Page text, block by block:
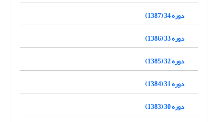
دوره 34 (1387)
دوره 33 (1386)
دوره 32 (1385)
دوره 31 (1384)
دوره 30 (1383)